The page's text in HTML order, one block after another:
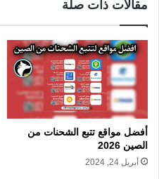
مقالات ذات صلة
أفضل مواقع تتبع الشحنات من
الصين 2026
أبريل 24, 2024